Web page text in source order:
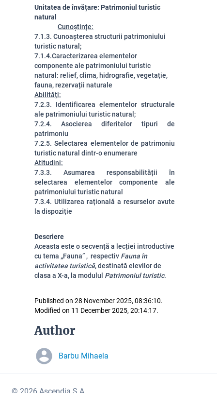
Unitatea de învățare: Patrimoniul turistic
natural
Cunoștințe:
7.1.3. Cunoașterea structurii patrimoniului
turistic natural;
7.1.4.Caracterizarea elementelor
componente ale patrimoniului turistic
natural: relief, clima, hidrografie, vegetație,
fauna, rezervații naturale
Abilități:
7.2.3. Identificarea elementelor structurale
ale patrimoniului turistic natural;
7.2.4. Asocierea diferitelor tipuri de
patrimoniu
7.2.5. Selectarea elementelor de patrimoniu
turistic natural dintr-o enumerare
Atitudini:
7.3.3. Asumarea responsabilității în
selectarea elementelor componente ale
patrimoniului turistic natural
7.3.4. Utilizarea rațională a resurselor avute
la dispoziție
Descriere
Aceasta este o secvență a lecției introductive
cu tema „Fauna” , respectiv Fauna în
activitatea turistică, destinată elevilor de
clasa a X-a, la modulul Patrimoniul turistic.
Published on 28 November 2025, 08:36:10.
Modified on 11 December 2025, 20:14:17.
Author
Barbu Mihaela